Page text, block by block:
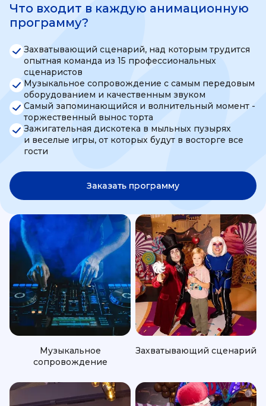
Что входит в каждую анимационную
программу?
Захватывающий сценарий, над которым трудится
опытная команда из 15 профессиональных
сценаристов
Музыкальное сопровождение с самым передовым
оборудованием и качественным звуком
Самый запоминающийся и волнительный момент -
торжественный вынос торта
Зажигательная дискотека в мыльных пузырях
и веселые игры, от которых будут в восторге все
гости
Заказать программу
Музыкальное
сопровождение
Захватывающий сценарий